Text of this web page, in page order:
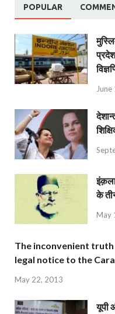
POPULAR
के
May
The inconvenient
legal notice to the
May 22, 2013
यूपी